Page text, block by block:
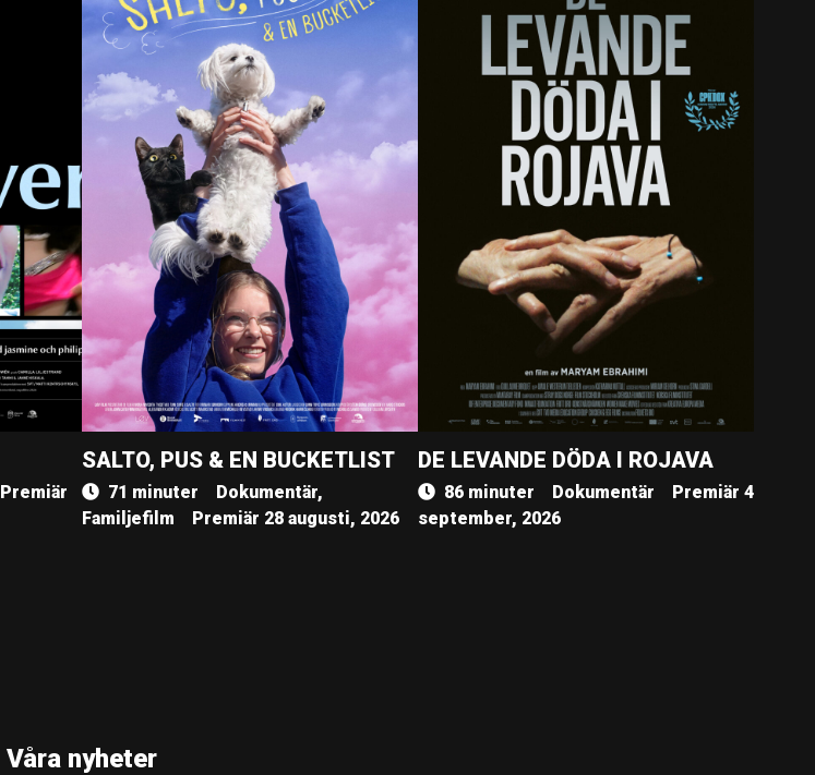
Premiär
SALTO, PUS & EN BUCKETLIST
71 minuter
Dokumentär,
Familjefilm
Premiär 28 augusti, 2026
DE LEVANDE DÖDA I ROJAVA
86 minuter Dokumentär
Premiär 4
september, 2026
Våra nyheter